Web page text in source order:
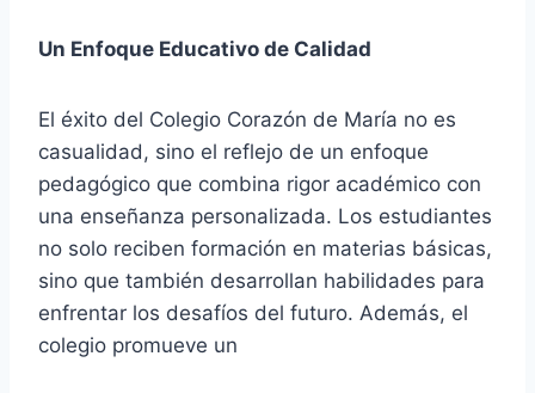
Un Enfoque Educativo de Calidad
El éxito del Colegio Corazón de María no es
casualidad, sino el reflejo de un enfoque
pedagógico que combina rigor académico con
una enseñanza personalizada. Los estudiantes
no solo reciben formación en materias básicas,
sino que también desarrollan habilidades para
enfrentar los desafíos del futuro. Además, el
colegio promueve un